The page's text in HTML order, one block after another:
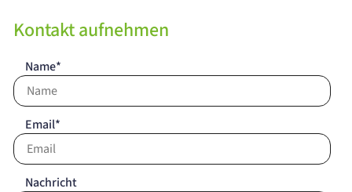
Kontakt aufnehmen
Name*
Email*
Nachricht